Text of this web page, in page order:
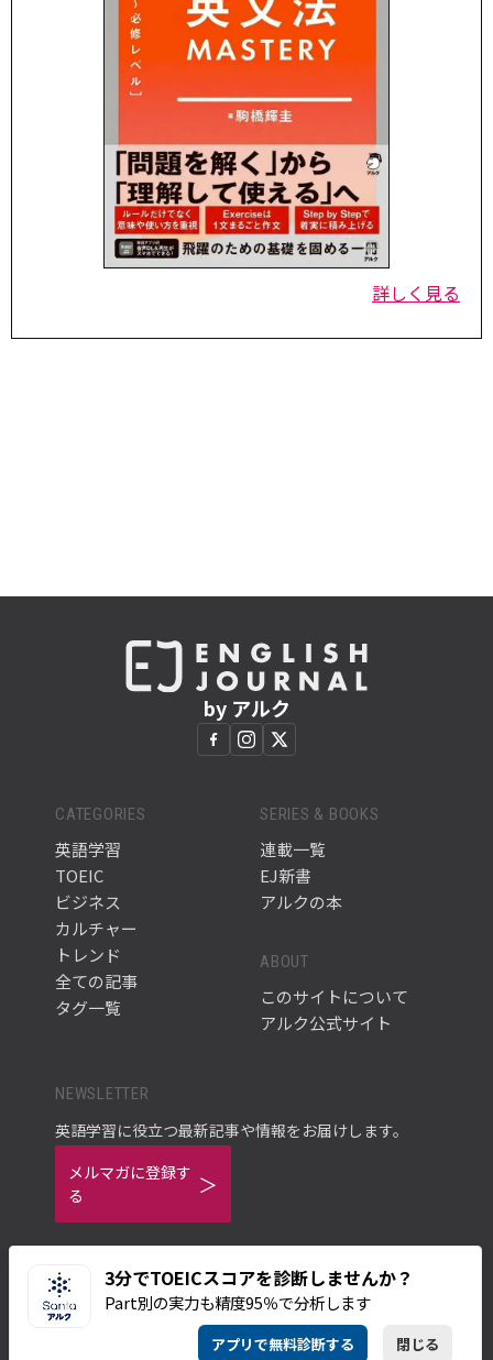
詳しく見る
3分でTOEICスコアを診断しませんか？
Part別の実力も精度95％で分析します
アプリで無料診断する 閉じる
by アルク
CATEGORIES
英語学習
TOEIC
ビジネス
カルチャー
トレンド
全ての記事
タグ一覧
SERIES & BOOKS
連載一覧
EJ新書
アルクの本
ABOUT
このサイトについて
アルク公式サイト
NEWSLETTER
英語学習に役立つ最新記事や情報をお届けします。
メルマガに登録す
る
プライバシーポリシー